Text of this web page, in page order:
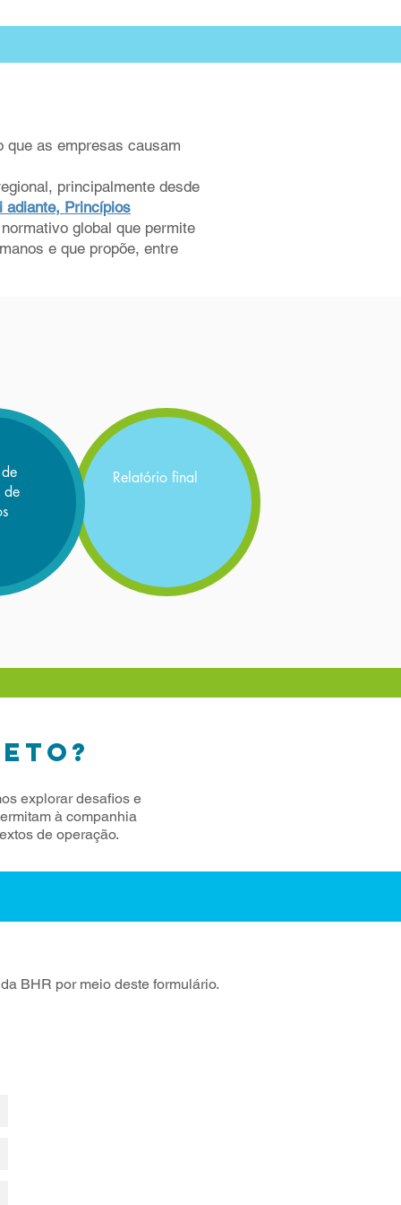
as empresas causam
principalmente desde
adiante, Princípios
global que permite
e que propõe, entre
Relatório final
de
explorar desafios e
à companhia
de operação.
BHR por meio deste formulário.